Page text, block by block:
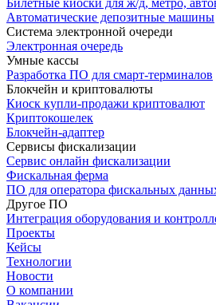
Автоматические депозитные машины
Система электронной очереди
Электронная очередь
Умные кассы
Разработка ПО для смарт‑терминалов
Блокчейн и криптовалюты
Киоск купли-продажи криптовалют
Криптокошелек
Блокчейн-адаптер
Сервисы фискализации
Сервис онлайн фискализации
Фискальная ферма
ПО для оператора фискальных
Другое ПО
Интеграция оборудования и
Проекты
Кейсы
Технологии
Новости
О компании